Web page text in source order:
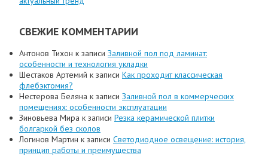
СВЕЖИЕ КОММЕНТАРИИ
Антонов Тихон к записи Заливной пол под ламинат:
особенности и технология укладки
Шестаков Артемий к записи Как проходит классическая
флебэктомия?
Нестерова Беляна к записи Заливной пол в коммерческих
помещениях: особенности эксплуатации
Зиновьева Мира к записи Резка керамической плитки
болгаркой без сколов
Логинов Мартин к записи Светодиодное освещение: история,
принцип работы и преимущества